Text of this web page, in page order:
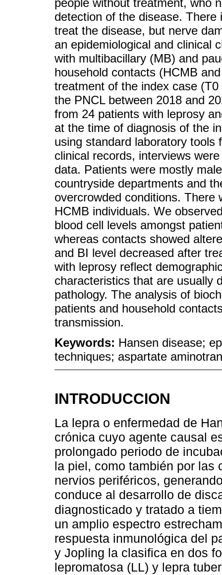
people without treatment, who
detection of the disease.
treat the disease, but nerve
an epidemiological and clinical
with multibacillary (MB) and
household contacts (HCMB
treatment of the index case
the PNCL between 2018 and
from 24 patients with leprosy
at the time of diagnosis of the
using standard laboratory
clinical records, interviews
data. Patients were mostly
countryside departments and
overcrowded conditions.
HCMB individuals. We
blood cell levels amongst
whereas contacts showed
and BI level decreased after
with leprosy reflect
characteristics that are usually
pathology. The analysis of
patients and household
transmission.
Keywords: Hansen disease;
techniques; aspartate
INTRODUCCION
La lepra o enfermedad de
crónica cuyo agente causal
prolongado periodo de
la piel, como también por las
nervios periféricos,
conduce al desarrollo de
diagnosticado y tratado a
un amplio espectro
respuesta inmunológica del
y Jopling la clasifica en dos
lepromatosa (LL) y lepra